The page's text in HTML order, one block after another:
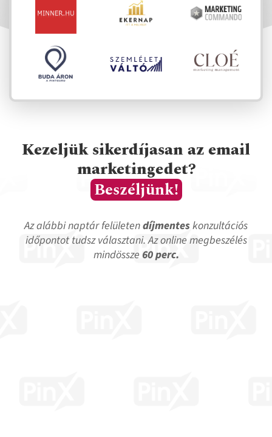
Kezeljük sikerdíjasan az email
marketingedet?
Beszéljünk!
Az alábbi naptár felületendíjmenteskonzultációs
időpontottudsz választani.Az online megbeszélés
mindössze 60 perc.